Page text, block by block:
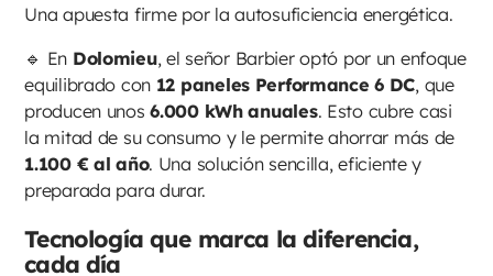
Una apuesta firme por la autosuficiencia energética.
🔹 En Dolomieu, el señor Barbier optó por un enfoque
equilibrado con 12 paneles Performance 6 DC, que
producen unos6.000 kWh anuales. Esto cubre casi
la mitad de su consumo y le permite ahorrar más de
1.100 € al año. Una solución sencilla, eficiente y
preparada para durar.
Tecnología que marca la diferencia,
cada día